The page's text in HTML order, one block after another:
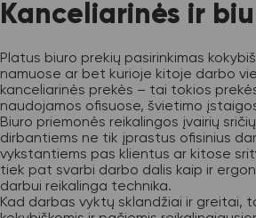
Kanceliarinės ir
Platus biuro prekių pasirinkimas
namuose ar bet kurioje kitoje darbo
kanceliarinės prekės – tai tokios
naudojamos ofisuose, švietimo
Biuro priemonės reikalingos įvairių
dirbantiems ne tik įprastus ofisinius
vykstantiems pas klientus ar kitose
tiek pat svarbi darbo dalis kaip ir
darbui reikalinga technika.
Kad darbas vyktų sklandžiai ir greitai,